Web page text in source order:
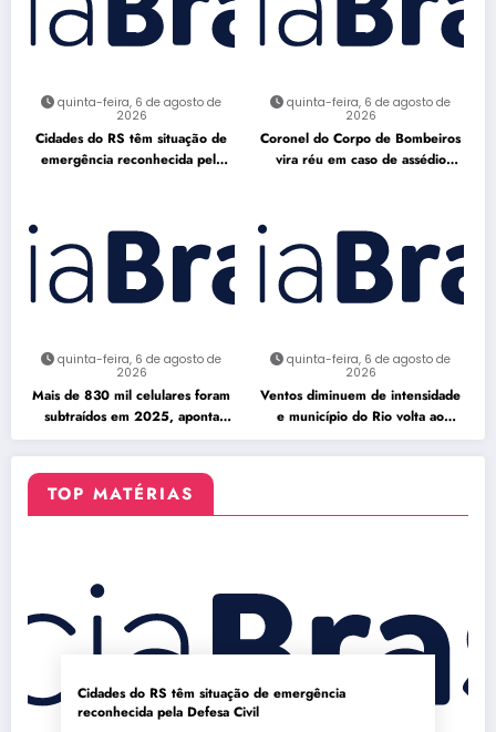
quinta-feira, 6 de agosto de
2026
Cidades do RS têm situação de
emergência reconhecida pela
quinta-feira, 6 de agosto de
2026
Coronel do Corpo de Bombeiros
vira réu em caso de assédio
quinta-feira, 6 de agosto de
2026
Mais de 830 mil celulares foram
subtraídos em 2025, aponta
relatório
quinta-feira, 6 de agosto de
2026
Ventos diminuem de intensidade
e município do Rio volta ao
Estágio 1
TOP MATÉRIAS
Cidades do RS têm situação de emergência
reconhecida pela Defesa Civil